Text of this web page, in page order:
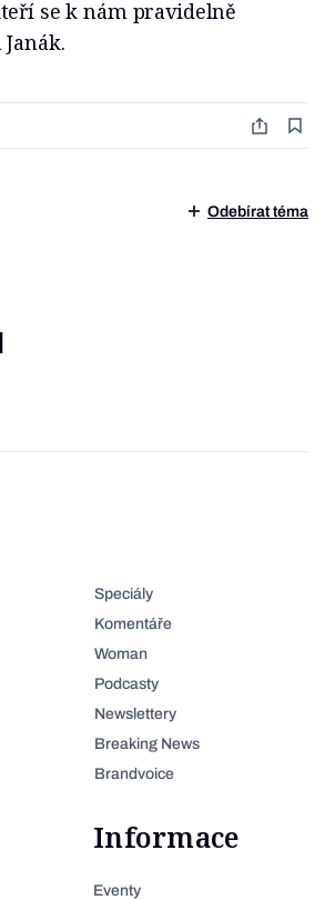
se k nám pravidelně
Odebírat téma
Speciály
Komentáře
Woman
Podcasty
Newslettery
Breaking News
Brandvoice
Informace
Eventy